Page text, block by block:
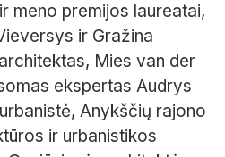
meno premijos laureatai,
ir Gražina
Mies van der
ekspertas Audrys
Anykščių rajono
ir urbanistikos